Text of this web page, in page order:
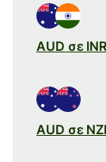
AUD σε INR
AUD σε